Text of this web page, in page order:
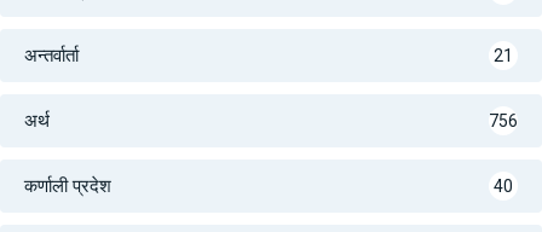
अन्तर्वार्ता 21
अर्थ 756
कर्णाली प्रदेश 40